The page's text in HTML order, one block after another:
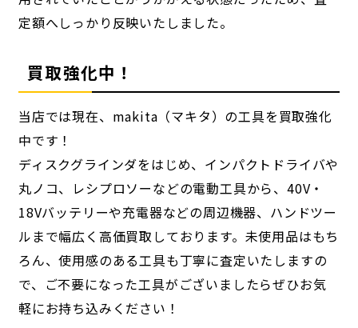
定額へしっかり反映いたしました。
買取強化中！
当店では現在、makita（マキタ）の工具を買取強化
中です！
ディスクグラインダをはじめ、インパクトドライバや
丸ノコ、レシプロソーなどの電動工具から、40V・
18Vバッテリーや充電器などの周辺機器、ハンドツー
ルまで幅広く高価買取しております。未使用品はもち
ろん、使用感のある工具も丁寧に査定いたしますの
で、ご不要になった工具がございましたらぜひお気
軽にお持ち込みください！